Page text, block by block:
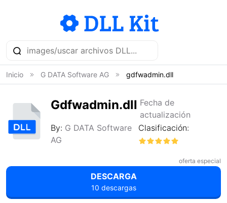
Inicio G DATA Software AG gdfwadmin.dll
Gdfwadmin.dll Fecha de
actualización
By: G DATA Software
AG
Clasificación:
oferta especial
DESCARGA
10 descargas